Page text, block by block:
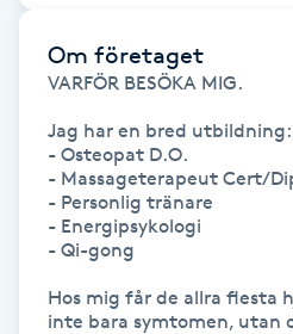
Gelenaglar
Gellack
Gellack med förstärkning
Gravidmassage
Om företaget
VARFÖR BESÖKA MIG.
Jag har en bred utbildning:
- Osteopat D.O.
- Massageterapeut Cert/
- Personlig tränare
- Energipsykologi
- Qi-gong
Hos mig får de allra flesta
inte bara symtomen, utan